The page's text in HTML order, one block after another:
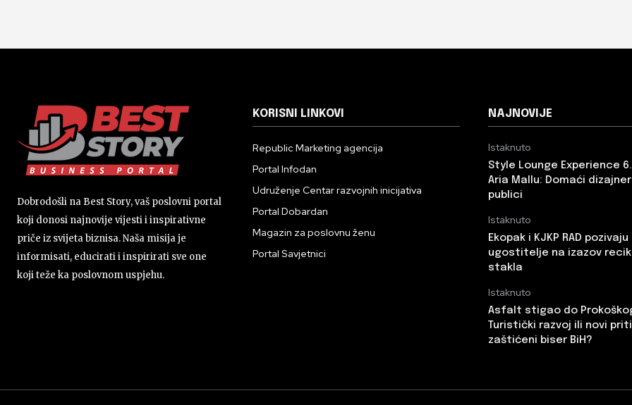
Dobrodošli na Best Story, vaš poslovni portal
koji donosi najnovije vijesti i inspirativne
priče iz svijeta biznisa. Naša misija je
informisati, educirati i inspirirati sve one
koji teže ka poslovnom uspjehu.
KORISNI LINKOVI
Republic Marketing agencija
Portal Infodan
Udruženje Centar razvojnih inicijativa
Portal Dobardan
Magazin za poslovnu ženu
Portal Savjetnici
NAJNOVIJE
Istaknuto
Style Lounge Experience
Aria Mallu: Domaći
publici
Istaknuto
Ekopak i KJKP RAD
ugostitelje na izazov
stakla
Istaknuto
Asfalt stigao do
Turistički razvoj ili novi
zaštićeni biser BiH?